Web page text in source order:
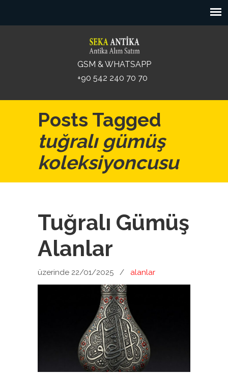
GSM & WHATSAPP
+90 542 240 70 70
Posts Tagged
tuğralı gümüş
koleksiyoncusu
Tuğralı Gümüş
Alanlar
üzerinde 22/01/2025 / alanlar